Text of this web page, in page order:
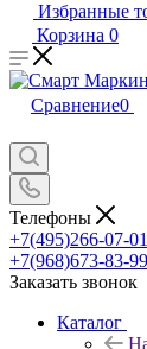
Избранные
Корзина 0
Сравнение0
Телефоны
+7(495)266-07-01
+7(968)673-83-99
Заказать звонок
Каталог